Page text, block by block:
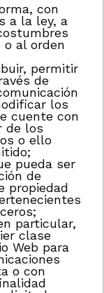
con
a la ley, a
al orden
permitir
de
los
cuente con
de los
o ello
pueda ser
de
propiedad
particular,
clase
Web para
o con